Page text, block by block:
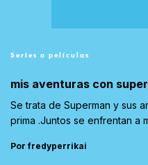
Series o películas
mis aventuras con
Se trata de Superman y sus
prima .Juntos se enfrentan a
Por fredyperrikai